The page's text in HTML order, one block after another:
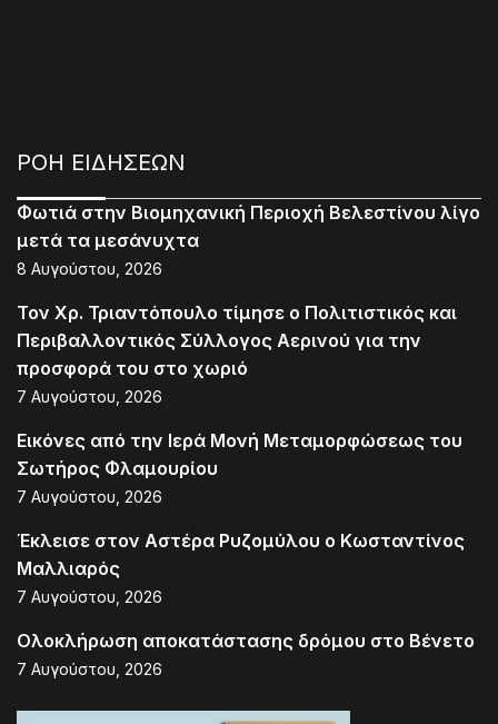
ΡΟΗ ΕΙΔΗΣΕΩΝ
Φωτιά στην Βιομηχανική Περιοχή Βελεστίνου λίγο
μετά τα μεσάνυχτα
8 Αυγούστου, 2026
Τον Χρ. Τριαντόπουλο τίμησε ο Πολιτιστικός και
Περιβαλλοντικός Σύλλογος Αερινού για την
προσφορά του στο χωριό
7 Αυγούστου, 2026
Εικόνες από την Ιερά Μονή Μεταμορφώσεως του
Σωτήρος Φλαμουρίου
7 Αυγούστου, 2026
Έκλεισε στον Αστέρα Ρυζομύλου ο Κωσταντίνος
Μαλλιαρός
7 Αυγούστου, 2026
Ολοκλήρωση αποκατάστασης δρόμου στο Βένετο
7 Αυγούστου, 2026